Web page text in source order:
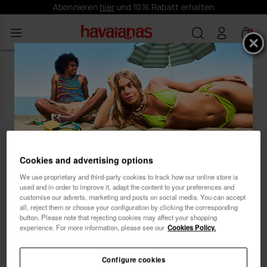
Abonnieren hierund 10% Rabatt erhalten
0
Es wurden keine Produkte
gefunden
""
{0} Ergebnisse
...Unser Produktratgeber bringt dich zum
passenden Modell! 😊 🏖
Abonnieren und
10% Rabatt erhalten
Männlich
Cookies and advertising options
We use proprietary and third-party cookies to track how our online store is
used and in order to improve it, adapt the content to your preferences and
customise our adverts, marketing and posts on social media. You can accept
all, reject them or choose your configuration by clicking the corresponding
button. Please note that rejecting cookies may affect your shopping
experience. For more information, please see our Cookies Policy.
Configure cookies